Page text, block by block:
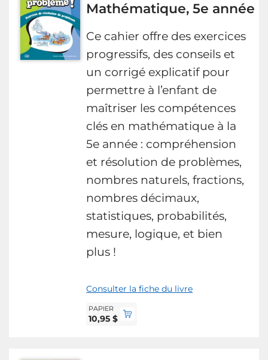
Mathématique, 5e année
Ce cahier offre des exercices
progressifs, des conseils et
un corrigé explicatif pour
permettre à l’enfant de
maîtriser les compétences
clés en mathématique à la
5e année : compréhension
et résolution de problèmes,
nombres naturels, fractions,
nombres décimaux,
statistiques, probabilités,
mesure, logique, et bien
plus !
Consulter la fiche du livre
PAPIER
10,95 $